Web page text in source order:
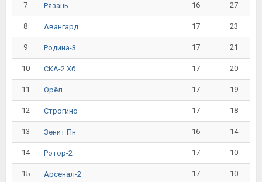
7 Рязань 16 27
8 Авангард 17 23
9 Родина-3 17 21
10 СКА-2 Хб 17 20
11 Орёл 17 19
12 Строгино 17 18
13 Зенит Пн 16 14
14 Ротор-2 17 10
15 Арсенал-2 17 10